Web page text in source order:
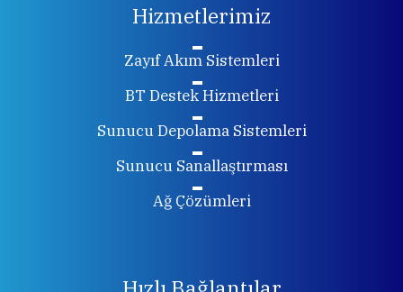
Hizmetlerimiz
Zayıf Akım Sistemleri
BT Destek Hizmetleri
Sunucu Depolama Sistemleri
Sunucu Sanallaştırması
Ağ Çözümleri